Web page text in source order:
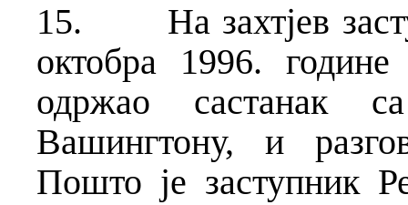
15.
На захтјев
октобра 1996. године
одржао састанак
Вашингтону, и
Пошто је заступник